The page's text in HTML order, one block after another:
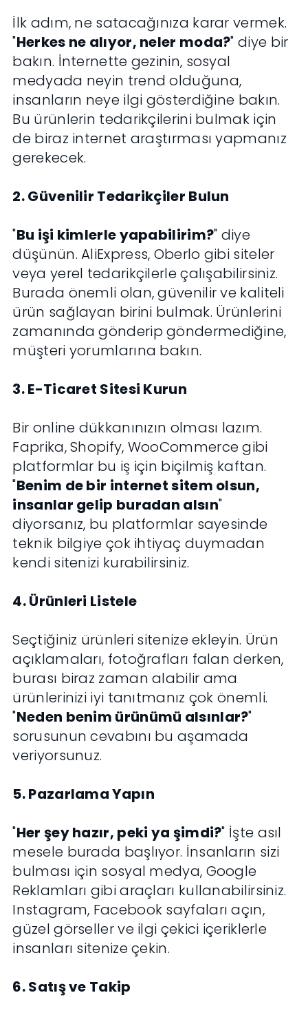
İlk adım, ne satacağınıza karar vermek.
"Herkes ne alıyor, neler moda?" diye bir
bakın. İnternette gezinin, sosyal
medyada neyin trend olduğuna,
insanların neye ilgi gösterdiğine bakın.
Bu ürünlerin tedarikçilerini bulmak için
de biraz internet araştırması yapmanız
gerekecek.
2. Güvenilir Tedarikçiler Bulun
"Bu işi kimlerle yapabilirim?" diye
düşünün. AliExpress, Oberlo gibi siteler
veya yerel tedarikçilerle çalışabilirsiniz.
Burada önemli olan, güvenilir ve kaliteli
ürün sağlayan birini bulmak. Ürünlerini
zamanında gönderip göndermediğine,
müşteri yorumlarına bakın.
3. E-Ticaret Sitesi Kurun
Bir online dükkanınızın olması lazım.
Faprika, Shopify, WooCommerce gibi
platformlar bu iş için biçilmiş kaftan.
"Benim de bir internet sitem olsun,
insanlar gelip buradan alsın"
diyorsanız, bu platformlar sayesinde
teknik bilgiye çok ihtiyaç duymadan
kendi sitenizi kurabilirsiniz.
4. Ürünleri Listele
Seçtiğiniz ürünleri sitenize ekleyin. Ürün
açıklamaları, fotoğrafları falan derken,
burası biraz zaman alabilir ama
ürünlerinizi iyi tanıtmanız çok önemli.
"Neden benim ürünümü alsınlar?"
sorusunun cevabını bu aşamada
veriyorsunuz.
5. Pazarlama Yapın
"Her şey hazır, peki ya şimdi?" İşte asıl
mesele burada başlıyor. İnsanların sizi
bulması için sosyal medya, Google
Reklamları gibi araçları kullanabilirsiniz.
Instagram, Facebook sayfaları açın,
güzel görseller ve ilgi çekici içeriklerle
insanları sitenize çekin.
6. Satış ve Takip